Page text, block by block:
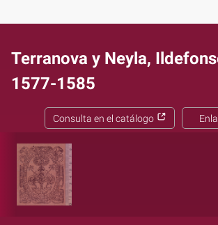
Terranova y Neyla,
1577-1585
Consulta en el catálogo